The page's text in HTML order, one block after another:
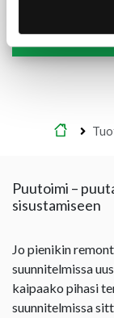
Etusivu
Puutoimi –
sisustamiseen
Jo pienikin
suunnitelmissa
kaipaako pihasi
suunnitelmissa